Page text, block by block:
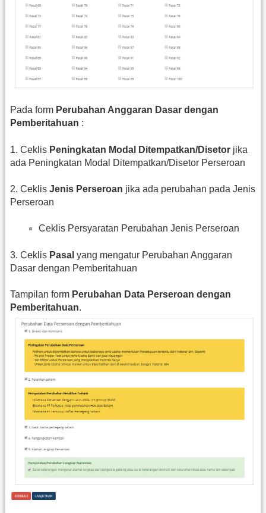
Pada form Perubahan Anggaran Dasar dengan
Pemberitahuan :
1. Ceklis Peningkatan Modal Ditempatkan/Disetor jika
ada Peningkatan Modal Ditempatkan/Disetor Perseroan
2. Ceklis Jenis Perseroan jika ada perubahan pada Jenis
Perseroan
Ceklis Persyaratan Perubahan Jenis Perseroan
3. Ceklis Pasal yang mengatur Perubahan Anggaran
Dasar dengan Pemberitahuan
Tampilan form Perubahan Data Perseroan dengan
Pemberitahuan.